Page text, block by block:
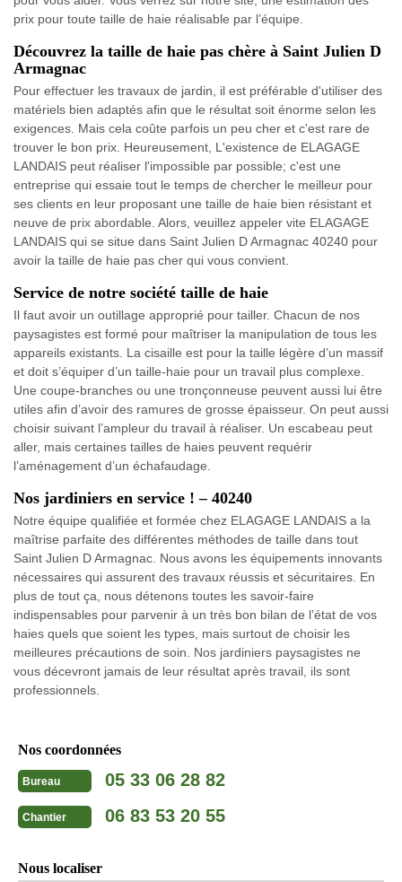
prix pour toute taille de haie réalisable par l’équipe.
Découvrez la taille de haie pas chère à Saint Julien D
Armagnac
Pour effectuer les travaux de jardin, il est préférable d'utiliser des
matériels bien adaptés afin que le résultat soit énorme selon les
exigences. Mais cela coûte parfois un peu cher et c'est rare de
trouver le bon prix. Heureusement, L'existence de ELAGAGE
LANDAIS peut réaliser l'impossible par possible; c'est une
entreprise qui essaie tout le temps de chercher le meilleur pour
ses clients en leur proposant une taille de haie bien résistant et
neuve de prix abordable. Alors, veuillez appeler vite ELAGAGE
LANDAIS qui se situe dans Saint Julien D Armagnac 40240 pour
avoir la taille de haie pas cher qui vous convient.
Service de notre société taille de haie
Il faut avoir un outillage approprié pour tailler. Chacun de nos
paysagistes est formé pour maîtriser la manipulation de tous les
appareils existants. La cisaille est pour la taille légère d’un massif
et doit s’équiper d’un taille-haie pour un travail plus complexe.
Une coupe-branches ou une tronçonneuse peuvent aussi lui être
utiles afin d’avoir des ramures de grosse épaisseur. On peut aussi
choisir suivant l’ampleur du travail à réaliser. Un escabeau peut
aller, mais certaines tailles de haies peuvent requérir
l’aménagement d’un échafaudage.
Nos jardiniers en service ! – 40240
Notre équipe qualifiée et formée chez ELAGAGE LANDAIS a la
maîtrise parfaite des différentes méthodes de taille dans tout
Saint Julien D Armagnac. Nous avons les équipements innovants
nécessaires qui assurent des travaux réussis et sécuritaires. En
plus de tout ça, nous détenons toutes les savoir-faire
indispensables pour parvenir à un très bon bilan de l’état de vos
haies quels que soient les types, mais surtout de choisir les
meilleures précautions de soin. Nos jardiniers paysagistes ne
vous décevront jamais de leur résultat après travail, ils sont
professionnels.
Nos coordonnées
Bureau 05 33 06 28 82
Chantier 06 83 53 20 55
Nous localiser